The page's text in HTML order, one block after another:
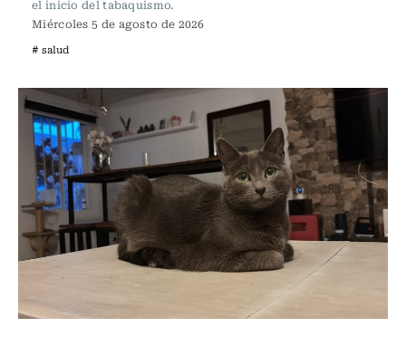
el inicio del tabaquismo.
Miércoles 5 de agosto de 2026
# salud